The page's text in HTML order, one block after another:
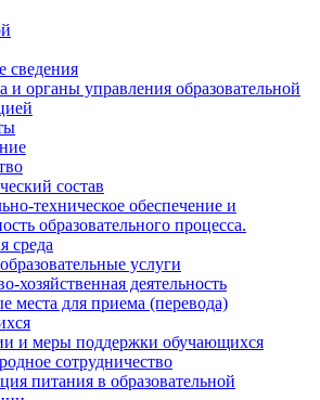
сведения
и органы управления образовательной
состав
техническое обеспечение и
образовательного процесса.
среда
услуги
хозяйственная деятельность
места для приема (перевода)
и меры поддержки обучающихся
сотрудничество
питания в образовательной